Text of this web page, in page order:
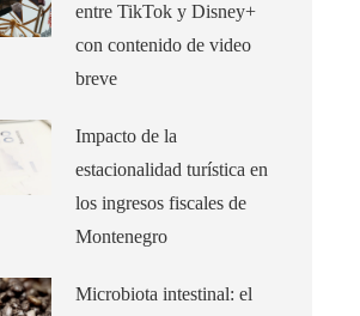
entre TikTok y Disney+
con contenido de video
breve
Impacto de la
estacionalidad turística en
los ingresos fiscales de
Montenegro
Microbiota intestinal: el